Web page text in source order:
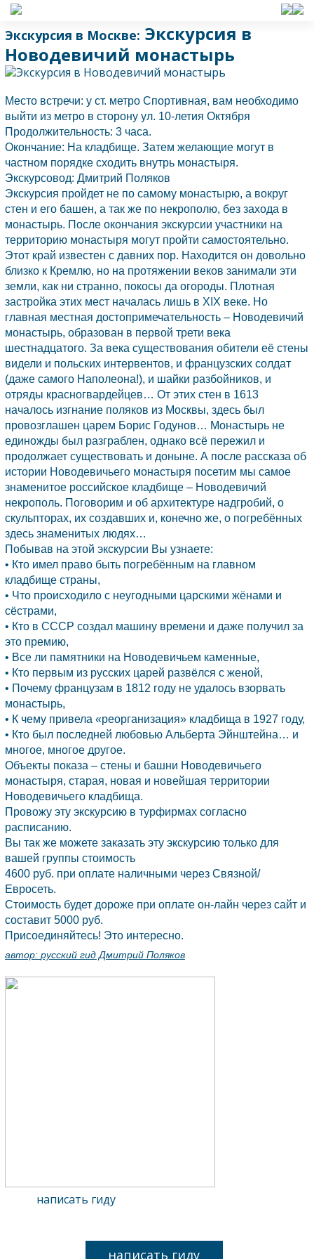
Экскурсия в Москве: Экскурсия в
Новодевичий монастырь
Место встречи: у ст. метро Спортивная, вам необходимо
выйти из метро в сторону ул. 10-летия Октября
Продолжительность: 3 часа.
Окончание: На кладбище. Затем желающие могут в
частном порядке сходить внутрь монастыря.
Экскурсовод: Дмитрий Поляков
Экскурсия пройдет не по самому монастырю, а вокруг
стен и его башен, а так же по некрополю, без захода в
монастырь. После окончания экскурсии участники на
территорию монастыря могут пройти самостоятельно.
Этот край известен с давних пор. Находится он довольно
близко к Кремлю, но на протяжении веков занимали эти
земли, как ни странно, покосы да огороды. Плотная
застройка этих мест началась лишь в XIX веке. Но
главная местная достопримечательность – Новодевичий
монастырь, образован в первой трети века
шестнадцатого. За века существования обители её стены
видели и польских интервентов, и французских солдат
(даже самого Наполеона!), и шайки разбойников, и
отряды красногвардейцев… От этих стен в 1613
началось изгнание поляков из Москвы, здесь был
провозглашен царем Борис Годунов… Монастырь не
единожды был разграблен, однако всё пережил и
продолжает существовать и доныне. А после рассказа об
истории Новодевичьего монастыря посетим мы самое
знаменитое российское кладбище – Новодевичий
некрополь. Поговорим и об архитектуре надгробий, о
скульпторах, их создавших и, конечно же, о погребённых
здесь знаменитых людях…
Побывав на этой экскурсии Вы узнаете:
• Кто имел право быть погребённым на главном
кладбище страны,
• Что происходило с неугодными царскими жёнами и
сёстрами,
• Кто в СССР создал машину времени и даже получил за
это премию,
• Все ли памятники на Новодевичьем каменные,
• Кто первым из русских царей развёлся с женой,
• Почему французам в 1812 году не удалось взорвать
монастырь,
• К чему привела «реорганизация» кладбища в 1927 году,
• Кто был последней любовью Альберта Эйнштейна… и
многое, многое другое.
Объекты показа – стены и башни Новодевичьего
монастыря, старая, новая и новейшая территории
Новодевичьего кладбища.
Провожу эту экскурсию в турфирмах согласно
расписанию.
Вы так же можете заказать эту экскурсию только для
вашей группы стоимость
4600 руб. при оплате наличными через Связной/
Евросеть.
Стоимость будет дороже при оплате он-лайн через сайт и
составит 5000 руб.
Присоединяйтесь! Это интересно.
автор: русский гид Дмитрий Поляков
написать гиду
написать гиду